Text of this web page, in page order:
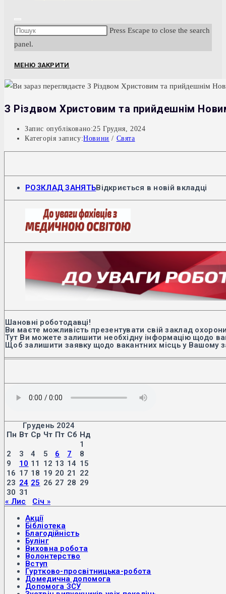
Press Escape to close the search
panel.
МЕНЮ ЗАКРИТИ
З Різдвом Христовим та прийдешнім
Запис опубліковано:25 Грудня, 2024
Категорія запису:Новини / Свята
РОЗКЛАД ЗАНЯТЬВідкриється в новій вкладці
Шановні роботодавці!
Ви маєте можливість презентувати свій заклад
Тут Ви можете залишити необхідну інформацію щодо
Щоб залишити заявку щодо вакантних місць у Вашому
Грудень 2024
Пн Вт Ср Чт Пт Сб Нд
1
2
3 4 5 6 7
8
9
10 11 12 13 14 15
16 17 18 19 20 21
22
23 24 25 26 27 28 29
30 31
« Лис
Січ »
Акції
Бібліотека
Благодійність
Булінг
Виховна робота
Волонтерство
Вступ
Гуртково-просвітницька-робота
Домедична допомога
Допомога ЗСУ